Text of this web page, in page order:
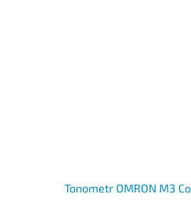
Tonometr OMRON M3